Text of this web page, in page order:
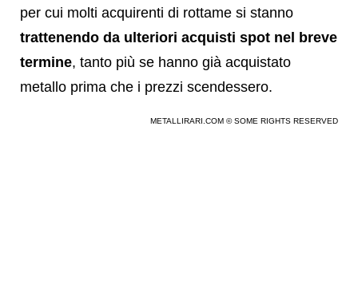
per cui molti acquirenti di rottame si stanno
trattenendo da ulteriori acquisti spot nel breve
termine, tanto più se hanno già acquistato
metallo prima che i prezzi scendessero.
METALLIRARI.COM © SOME RIGHTS RESERVED